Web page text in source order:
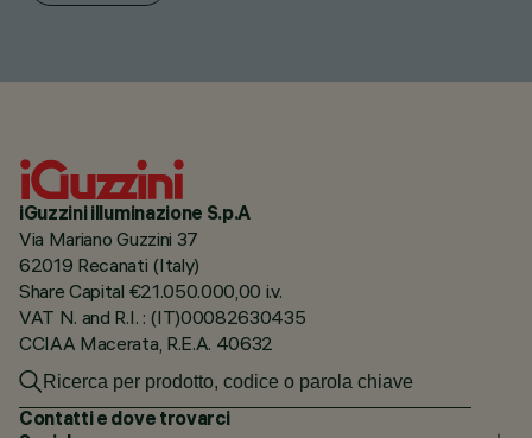
iGuzzini illuminazione S.p.A
Via Mariano Guzzini 37
62019 Recanati (Italy)
Share Capital €21.050.000,00 i.v.
VAT N. and R.I. : (IT)00082630435
CCIAA Macerata, R.E.A. 40632
Contatti e dove trovarci